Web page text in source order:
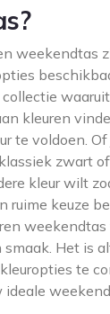
weekendtas
kleuren
te voldoen. Of
zwart
kleur wilt
ruime keuze
Het is
te
ideale